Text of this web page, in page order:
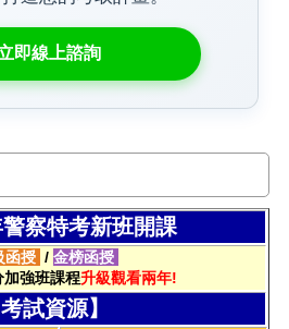
即線上諮詢
察特考新班開課
函授 /金榜函授
加強班課程升級觀看兩年!
考試資源】